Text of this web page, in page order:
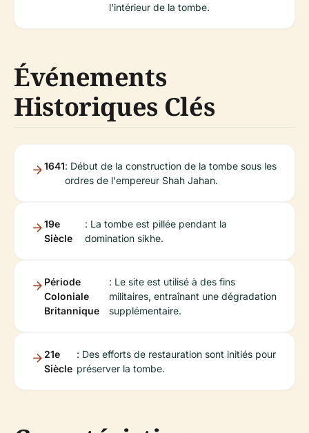
l'intérieur de la tombe.
Événements
Historiques Clés
1641: Début de la construction de la tombe sous les
ordres de l'empereur Shah Jahan.
19e
Siècle
: La tombe est pillée pendant la
domination sikhe.
Période
Coloniale
Britannique
: Le site est utilisé à des fins
militaires, entraînant une dégradation
supplémentaire.
21e
Siècle
: Des efforts de restauration sont initiés pour
préserver la tombe.